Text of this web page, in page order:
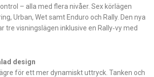
– alla med flera nivåer. Sex körlägen
Urban, Wet samt Enduro och Rally. Den nya
tre visningslägen inklusive en Rally‑vy med
design
för ett mer dynamiskt uttryck. Tanken och